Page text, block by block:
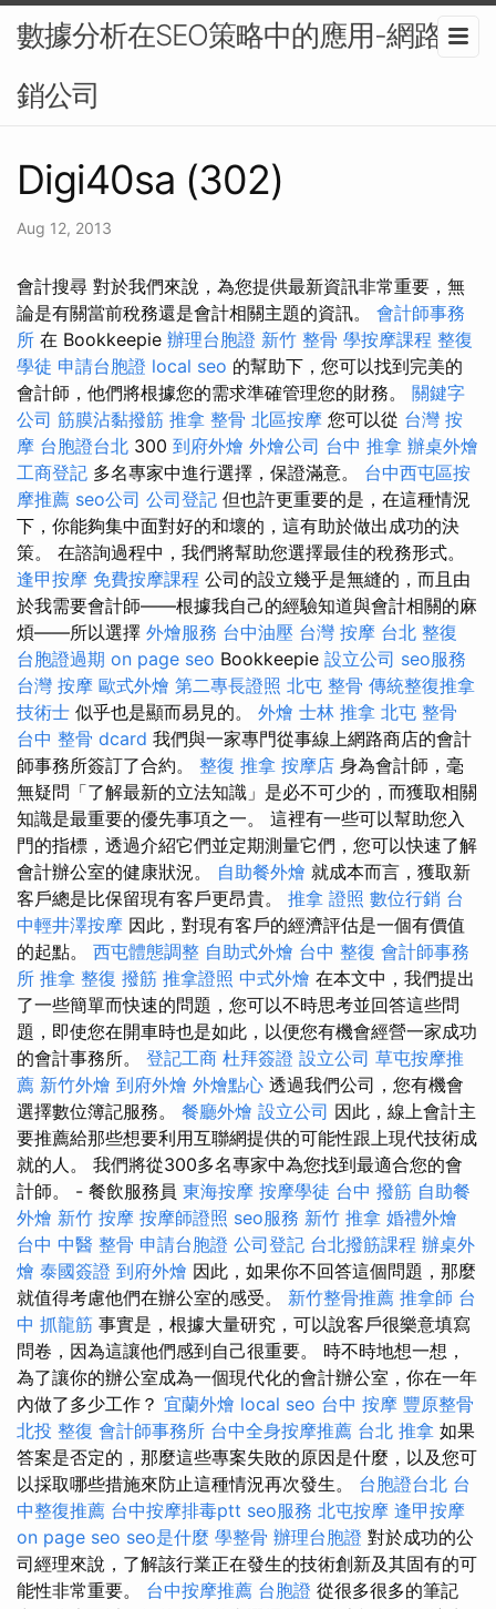
數據分析在SEO策略中的應用-網路行
銷公司
Digi40sa (302)
Aug 12, 2013
會計搜尋 對於我們來說，為您提供最新資訊非常重要，無
論是有關當前稅務還是會計相關主題的資訊。 會計師事務
所 在 Bookkeepie 辦理台胞證 新竹 整骨 學按摩課程 整復
學徒 申請台胞證 local seo 的幫助下，您可以找到完美的
會計師，他們將根據您的需求準確管理您的財務。 關鍵字
公司 筋膜沾黏撥筋 推拿 整骨 北區按摩 您可以從 台灣 按
摩 台胞證台北 300 到府外燴 外燴公司 台中 推拿 辦桌外燴
工商登記 多名專家中進行選擇，保證滿意。 台中西屯區按
摩推薦 seo公司 公司登記 但也許更重要的是，在這種情況
下，你能夠集中面對好的和壞的，這有助於做出成功的決
策。 在諮詢過程中，我們將幫助您選擇最佳的稅務形式。
逢甲按摩 免費按摩課程 公司的設立幾乎是無縫的，而且由
於我需要會計師——根據我自己的經驗知道與會計相關的麻
煩——所以選擇 外燴服務 台中油壓 台灣 按摩 台北 整復
台胞證過期 on page seo Bookkeepie 設立公司 seo服務
台灣 按摩 歐式外燴 第二專長證照 北屯 整骨 傳統整復推拿
技術士 似乎也是顯而易見的。 外燴 士林 推拿 北屯 整骨
台中 整骨 dcard 我們與一家專門從事線上網路商店的會計
師事務所簽訂了合約。 整復 推拿 按摩店 身為會計師，毫
無疑問「了解最新的立法知識」是必不可少的，而獲取相關
知識是最重要的優先事項之一。 這裡有一些可以幫助您入
門的指標，透過介紹它們並定期測量它們，您可以快速了解
會計辦公室的健康狀況。 自助餐外燴 就成本而言，獲取新
客戶總是比保留現有客戶更昂貴。 推拿 證照 數位行銷 台
中輕井澤按摩 因此，對現有客戶的經濟評估是一個有價值
的起點。 西屯體態調整 自助式外燴 台中 整復 會計師事務
所 推拿 整復 撥筋 推拿證照 中式外燴 在本文中，我們提出
了一些簡單而快速的問題，您可以不時思考並回答這些問
題，即使您在開車時也是如此，以便您有機會經營一家成功
的會計事務所。 登記工商 杜拜簽證 設立公司 草屯按摩推
薦 新竹外燴 到府外燴 外燴點心 透過我們公司，您有機會
選擇數位簿記服務。 餐廳外燴 設立公司 因此，線上會計主
要推薦給那些想要利用互聯網提供的可能性跟上現代技術成
就的人。 我們將從300多名專家中為您找到最適合您的會
計師。 - 餐飲服務員 東海按摩 按摩學徒 台中 撥筋 自助餐
外燴 新竹 按摩 按摩師證照 seo服務 新竹 推拿 婚禮外燴
台中 中醫 整骨 申請台胞證 公司登記 台北撥筋課程 辦桌外
燴 泰國簽證 到府外燴 因此，如果你不回答這個問題，那麼
就值得考慮他們在辦公室的感受。 新竹整骨推薦 推拿師 台
中 抓龍筋 事實是，根據大量研究，可以說客戶很樂意填寫
問卷，因為這讓他們感到自己很重要。 時不時地想一想，
為了讓你的辦公室成為一個現代化的會計辦公室，你在一年
內做了多少工作？ 宜蘭外燴 local seo 台中 按摩 豐原整骨
北投 整復 會計師事務所 台中全身按摩推薦 台北 推拿 如果
答案是否定的，那麼這些專案失敗的原因是什麼，以及您可
以採取哪些措施來防止這種情況再次發生。 台胞證台北 台
中整復推薦 台中按摩排毒ptt seo服務 北屯按摩 逢甲按摩
on page seo seo是什麼 學整骨 辦理台胞證 對於成功的公
司經理來說，了解該行業正在發生的技術創新及其固有的可
能性非常重要。 台中按摩推薦 台胞證 從很多很多的筆記